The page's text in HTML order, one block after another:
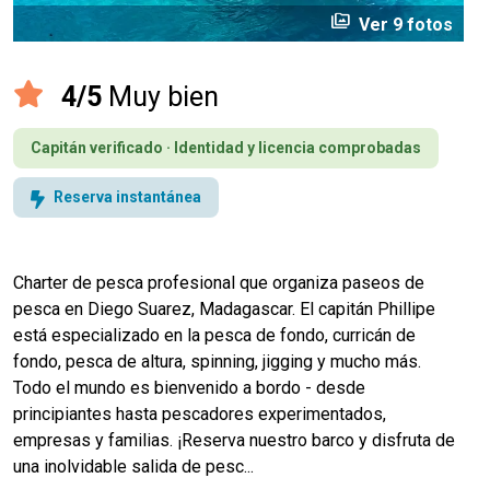
perm_media Ver 9 fotos
4/5 Muy bien
Capitán verificado · Identidad y licencia comprobadas
Reserva instantánea
Charter de pesca profesional que organiza paseos de
pesca en Diego Suarez, Madagascar. El capitán Phillipe
está especializado en la pesca de fondo, curricán de
fondo, pesca de altura, spinning, jigging y mucho más.
Todo el mundo es bienvenido a bordo - desde
principiantes hasta pescadores experimentados,
empresas y familias. ¡Reserva nuestro barco y disfruta de
una inolvidable salida de pesc...